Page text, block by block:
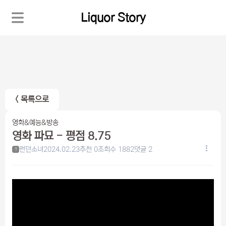
Liquor Story
< 목록으로
영화&예능&방송
영화 파묘 - 평점 8.75
1 런던소녀2024.02.23추천 0조회수 1882댓글 2